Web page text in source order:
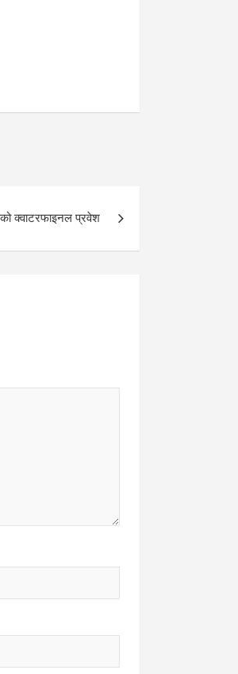
क्वाटरफाइनल प्रवेश